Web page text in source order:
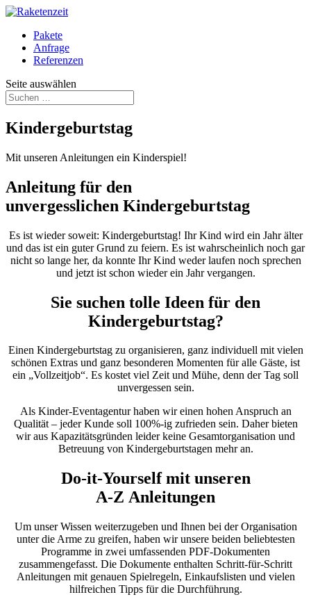
Pakete
Anfrage
Referenzen
Seite auswählen
Kindergeburtstag
Mit unseren Anleitungen ein Kinderspiel!
Anleitung für den
unvergesslichen Kindergeburtstag
Es ist wieder soweit: Kindergeburtstag! Ihr Kind wird ein Jahr älter
und das ist ein guter Grund zu feiern. Es ist wahrscheinlich noch gar
nicht so lange her, da konnte Ihr Kind weder laufen noch sprechen
und jetzt ist schon wieder ein Jahr vergangen.
Sie suchen tolle Ideen für den
Kindergeburtstag?
Einen Kindergeburtstag zu organisieren, ganz individuell mit vielen
schönen Extras und ganz besonderen Momenten für alle Gäste, ist
ein „Vollzeitjob“. Es kostet viel Zeit und Mühe, denn der Tag soll
unvergessen sein.
Als Kinder-Eventagentur haben wir einen hohen Anspruch an
Qualität – jeder Kunde soll 100%-ig zufrieden sein. Daher bieten
wir aus Kapazitätsgründen leider keine Gesamtorganisation und
Betreuung von Kindergeburtstagen mehr an.
Do-it-Yourself mit unseren
A-Z Anleitungen
Um unser Wissen weiterzugeben und Ihnen bei der Organisation
unter die Arme zu greifen, haben wir unsere beiden beliebtesten
Programme in zwei umfassenden PDF-Dokumenten
zusammengefasst. Die Dokumente enthalten Schritt-für-Schritt
Anleitungen mit genauen Spielregeln, Einkaufslisten und vielen
hilfreichen Tipps für die Durchführung.